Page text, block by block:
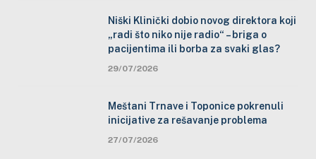
Niški Klinički dobio novog direktora koji
„radi što niko nije radio“ – briga o
pacijentima ili borba za svaki glas?
29/07/2026
Meštani Trnave i Toponice pokrenuli
inicijative za rešavanje problema
27/07/2026